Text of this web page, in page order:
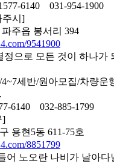
6140
031-954-1900
주시]
주읍 봉서리 394
9541900
정으로 모든 것이 하나
세반/원아모집/차량
6140
032-885-1799
]
용현5동 611-75호
8851799
어 노오란 나비가 날아